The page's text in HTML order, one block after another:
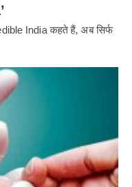
India कहते हैं, अब सिर्फ